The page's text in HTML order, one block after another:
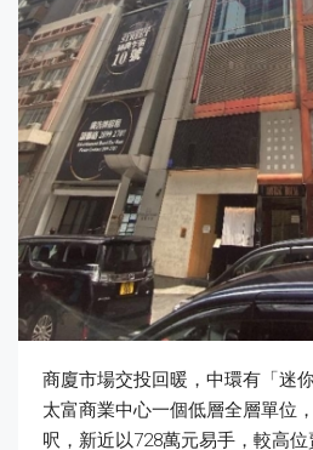
商廈市場交投回暖，中環有「迷
太富商業中心一個低層全層單位
呎，新近以728萬元易手，較高